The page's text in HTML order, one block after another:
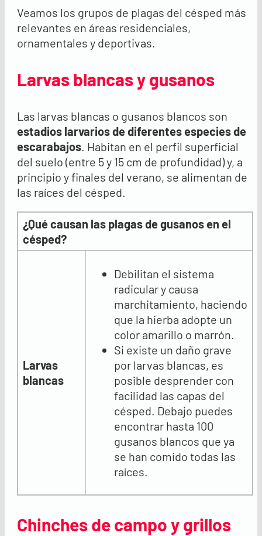
Veamos los grupos de plagas del césped más
relevantes en áreas residenciales,
ornamentales y deportivas.
Larvas blancas y gusanos
Las larvas blancas o gusanos blancos son
estadios larvarios de diferentes especies de
escarabajos. Habitan en el perfil superficial
del suelo (entre 5 y 15 cm de profundidad) y, a
principio y finales del verano, se alimentan de
las raíces del césped.
¿Qué causan las plagas de gusanos en el
césped?
Larvas
blancas
Debilitan el sistema
radicular y causa
marchitamiento, haciendo
que la hierba adopte un
color amarillo o marrón.
Si existe un daño grave
por larvas blancas, es
posible desprender con
facilidad las capas del
césped. Debajo puedes
encontrar hasta 100
gusanos blancos que ya
se han comido todas las
raíces.
Chinches de campo y grillos